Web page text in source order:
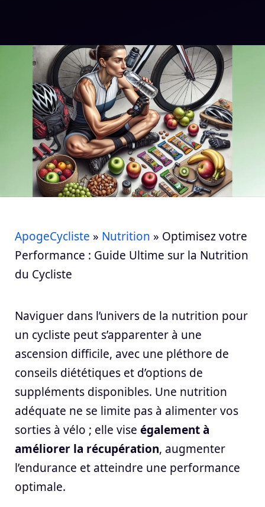
ApogeCycliste » Nutrition » Optimisez votre
Performance : Guide Ultime sur la Nutrition
du Cycliste
Naviguer dans l’univers de la nutrition pour
un cycliste peut s’apparenter à une
ascension difficile, avec une pléthore de
conseils diététiques et d’options de
suppléments disponibles. Une nutrition
adéquate ne se limite pas à alimenter vos
sorties à vélo ; elle vise également à
améliorer la récupération, augmenter
l’endurance et atteindre une performance
optimale.